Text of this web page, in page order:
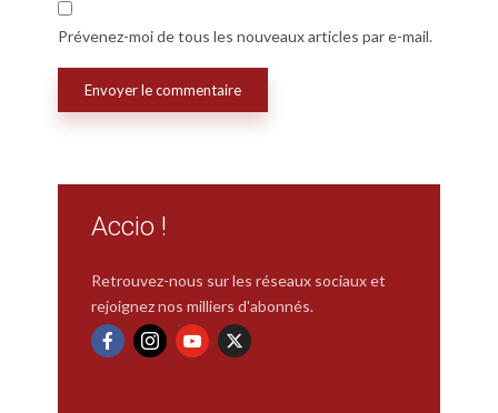
Prévenez-moi de tous les nouveaux articles par e-mail.
Accio !
Retrouvez-nous sur les réseaux sociaux et
rejoignez nos milliers d'abonnés.